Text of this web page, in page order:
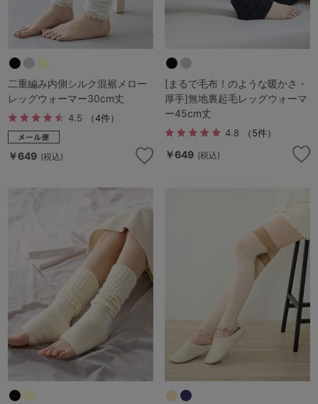
SALE
サイズからブラを探す
A60 A65 A70 A75
B65 B70 B75 B80
C65
E75
F75
G65 G75
H75
SS S
LL 3L
S-AB
すべてのサイズを表示する
価格帯から探す
2,000～2,999円 3,000～3,999円
4,000円～ 3足￥1,188靴下
セールアイテムから探す
二重編み内側シルク混裾メロー
レッグウォーマー30cm丈
4.5 （4件）
￥649 (税込)
[まるで毛布！のような暖かさ・
厚手]無地裏起毛レッグウォーマ
ー45cm丈
4.8 （5件）
￥649 (税込)